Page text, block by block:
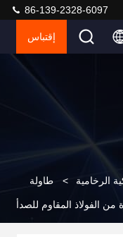
86-139-2328-6097
إقتباس
الرخامية > طاولة
الفولاذ المقاوم للصدأ